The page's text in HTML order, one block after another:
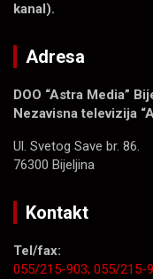
kanal).
Adresa
DOO “Astra Media”
Nezavisna televizija
Ul. Svetog Save br. 86.
76300 Bijeljina
Kontakt
Tel/fax:
055/215-903; 055/215-